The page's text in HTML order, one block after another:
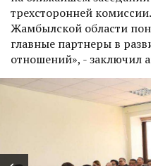
трехсторонней
Жамбылской области
главные партнеры в
отношений», - заключил